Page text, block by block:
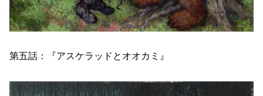
第五話：『アスケラッドとオオカミ』